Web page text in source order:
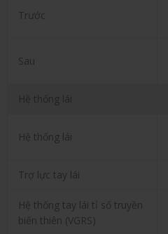
Trước
Sau
Hệ thống lái
Hệ thống lái
Trợ lực tay lái
Hệ thống tay lái tỉ số truyền
biến thiên (VGRS)